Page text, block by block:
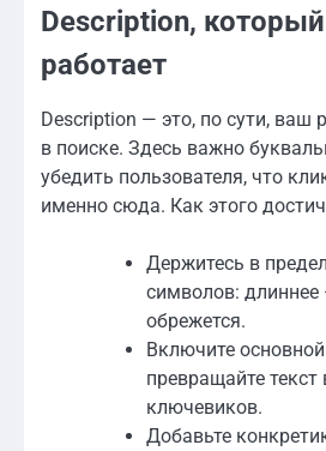
Description,
работает
Description — это, по сути, ваш
в поиске. Здесь важно
убедить пользователя, что
именно сюда. Как этого
Держитесь в
символов: длиннее
обрежется.
Включите
превращайте текст
ключевиков.
Добавьте